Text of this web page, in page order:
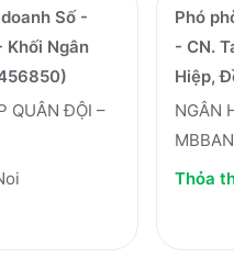
Số -
Khối Ngân
QUÂN ĐỘI –
Phó
- CN.
Hiệp,
NGÂN
Thỏa